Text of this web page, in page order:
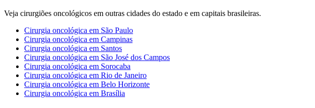
Veja cirurgiões oncológicos em outras cidades do estado e em capitais brasileiras.
Cirurgia oncológica em São Paulo
Cirurgia oncológica em Campinas
Cirurgia oncológica em Santos
Cirurgia oncológica em São José dos Campos
Cirurgia oncológica em Sorocaba
Cirurgia oncológica em Rio de Janeiro
Cirurgia oncológica em Belo Horizonte
Cirurgia oncológica em Brasília